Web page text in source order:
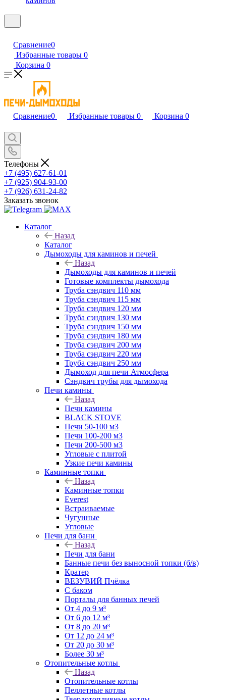
Сравнение0
Избранные товары 0
Корзина 0
Сравнение0 Избранные товары 0 Корзина 0
Телефоны
+7 (495) 627-61-01
+7 (925) 904-93-00
+7 (926) 631-24-82
Заказать звонок
Каталог
Назад
Каталог
Дымоходы для каминов и печей
Назад
Дымоходы для каминов и печей
Готовые комплекты дымохода
Труба сэндвич 110 мм
Труба сэндвич 115 мм
Труба сэндвич 120 мм
Труба сэндвич 130 мм
Труба сэндвич 150 мм
Труба сэндвич 180 мм
Труба сэндвич 200 мм
Труба сэндвич 220 мм
Труба сэндвич 250 мм
Дымоход для печи Атмосфера
Сэндвич трубы для дымохода
Печи камины
Назад
Печи камины
BLACK STOVE
Печи 50-100 м3
Печи 100-200 м3
Печи 200-500 м3
Угловые с плитой
Узкие печи камины
Каминные топки
Назад
Каминные топки
Everest
Встраиваемые
Чугунные
Угловые
Печи для бани
Назад
Печи для бани
Банные печи без выносной топки (б/в)
Кратер
ВЕЗУВИЙ Пчёлка
С баком
Порталы для банных печей
От 4 до 9 м³
От 6 до 12 м³
От 8 до 20 м³
От 12 до 24 м³
От 20 до 30 м³
Более 30 м³
Отопительные котлы
Назад
Отопительные котлы
Пеллетные котлы